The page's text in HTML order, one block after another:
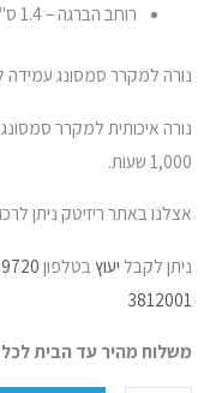
רוחב הברגה – 1.4 ס"מ
נורה למקרר סמסונג עמידה
נורה איכותית למקרר
1,000 שעות.
אצלנו באתר ריזיטק ניתן
ניתן לקבל יעוץ בטלפון
3812001
משלוח מהיר עד הבית